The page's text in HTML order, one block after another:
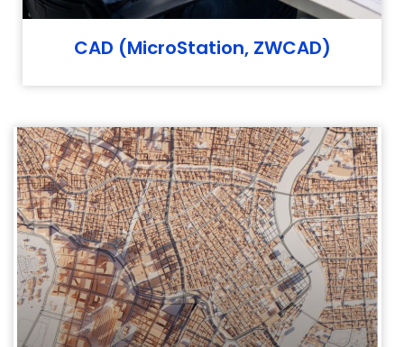
CAD (MicroStation, ZWCAD)